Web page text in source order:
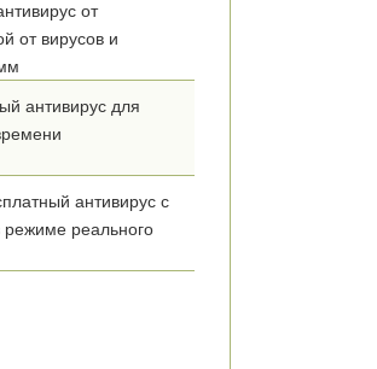
от
от вирусов и
антивирус для
антивирус с
режиме реального